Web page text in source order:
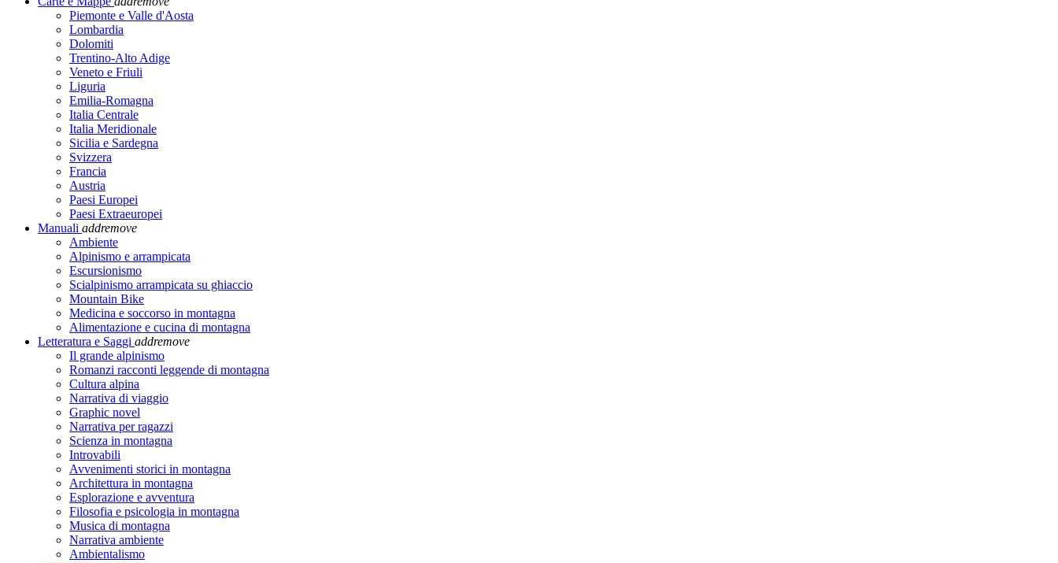
Piemonte e Valle d'Aosta
Lombardia
Dolomiti
Trentino-Alto Adige
Veneto e Friuli
Liguria
Emilia-Romagna
Italia Centrale
Italia Meridionale
Sicilia e Sardegna
Svizzera
Francia
Austria
Paesi Europei
Paesi Extraeuropei
Manuali addremove
Ambiente
Alpinismo e arrampicata
Escursionismo
Scialpinismo arrampicata su ghiaccio
Mountain Bike
Medicina e soccorso in montagna
Alimentazione e cucina di montagna
Letteratura e Saggi addremove
Il grande alpinismo
Romanzi racconti leggende di montagna
Cultura alpina
Narrativa di viaggio
Graphic novel
Narrativa per ragazzi
Scienza in montagna
Introvabili
Avvenimenti storici in montagna
Architettura in montagna
Esplorazione e avventura
Filosofia e psicologia in montagna
Musica di montagna
Narrativa ambiente
Ambientalismo